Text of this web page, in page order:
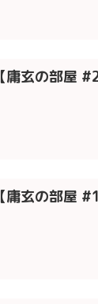
【庸玄の部屋
【庸玄の部屋